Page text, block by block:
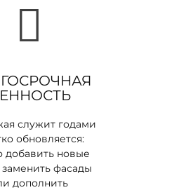
служит годами
обновляется:
добавить новые
заменить фасады
дополнить